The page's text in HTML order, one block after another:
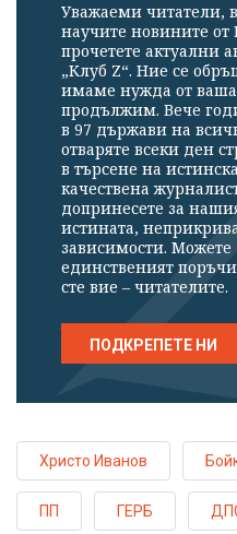
Уважаеми читатели,
научите новините от
прочетете актуални
„Клуб Z“. Ние се
имаме нужда от
продължим. Вече
в 97 държави на
отваряте всеки ден
в търсене на
качествена
допринесете за
истината,
зависимости. Можете
единственият
сте вие – читателите.
ПОДКРЕПЕТЕ НИ
Христо Иванов
ПП ГЕРБ